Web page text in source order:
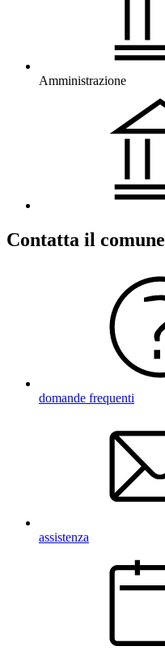
Amministrazione
Contatta il comune
domande frequenti
assistenza